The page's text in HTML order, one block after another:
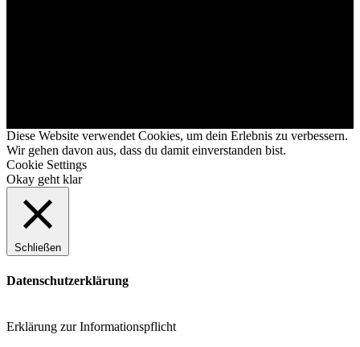
Diese Website verwendet Cookies, um dein Erlebnis zu verbessern.
Wir gehen davon aus, dass du damit einverstanden bist.
Cookie Settings
Okay geht klar
Schließen
Datenschutzerklärung
Erklärung zur Informationspflicht